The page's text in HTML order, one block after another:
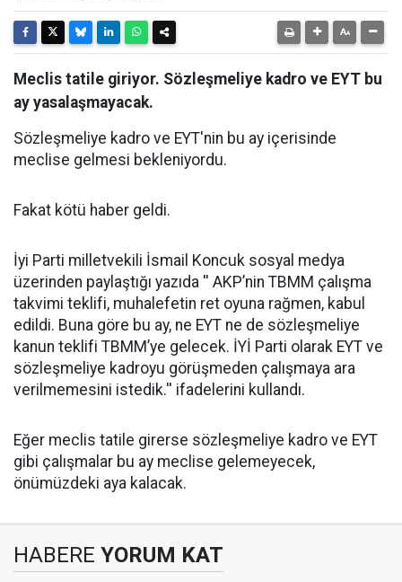
Meclis tatile giriyor. Sözleşmeliye kadro ve EYT bu
ay yasalaşmayacak.
Sözleşmeliye kadro ve EYT'nin bu ay içerisinde
meclise gelmesi bekleniyordu.
Fakat kötü haber geldi.
İyi Parti milletvekili İsmail Koncuk sosyal medya
üzerinden paylaştığı yazıda '' AKP’nin TBMM çalışma
takvimi teklifi, muhalefetin ret oyuna rağmen, kabul
edildi. Buna göre bu ay, ne EYT ne de sözleşmeliye
kanun teklifi TBMM’ye gelecek. İYİ Parti olarak EYT ve
sözleşmeliye kadroyu görüşmeden çalışmaya ara
verilmemesini istedik.'' ifadelerini kullandı.
Eğer meclis tatile girerse sözleşmeliye kadro ve EYT
gibi çalışmalar bu ay meclise gelemeyecek,
önümüzdeki aya kalacak.
HABERE YORUM KAT